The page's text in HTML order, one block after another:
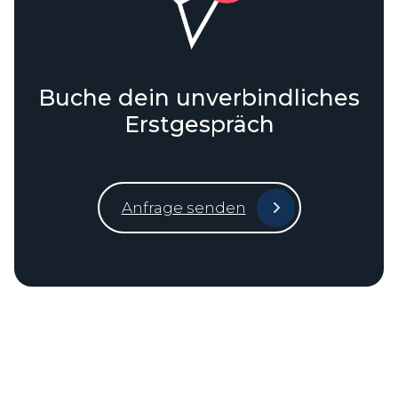
Buche dein unverbindliches
Erstgespräch
Anfrage senden